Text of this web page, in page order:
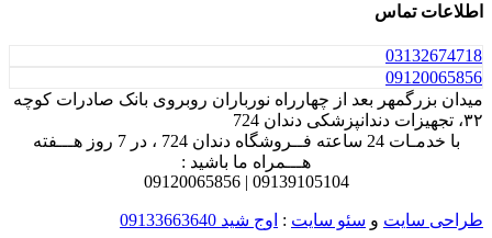
اطلاعات تماس
03132674718
09120065856
میدان بزرگمهر بعد از چهارراه نورباران روبروی بانک صادرات کوچه
۳۲، تجهیزات دندانپزشکی دندان 724
با خدمـات 24 ساعته فــروشگاه دندان 724 ، در 7 روز هـــفته
هـــمراه ما باشید :
09139105104 |
09120065856
طراحی سایت و سئو سایت : اوج شید 09133663640